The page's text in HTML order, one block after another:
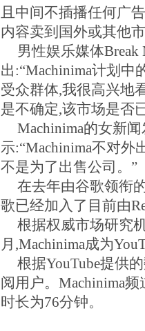
且中间不插播任何广
内容卖到国外或其他
男性娱乐媒体Break
出:“Machinima计划
受众群体,我很高兴地
是不确定,该市场是否
Machinima的女新
示:“Machinima不对
不是为了出售公司。”
在去年由谷歌领衔
歌已经加入了目前由
根据权威市场研究
月,Machinima成为
根据YouTube提供
阅用户。Machinima
时长为76分钟。